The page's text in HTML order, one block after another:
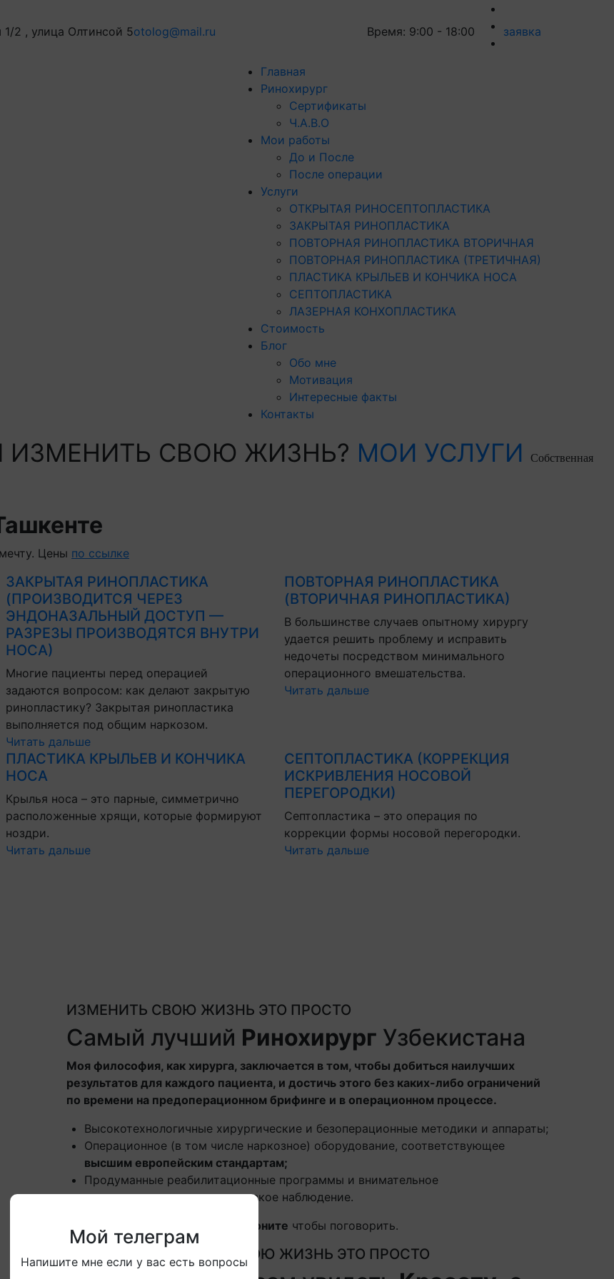
2 , улица Олтинсой 5otolog@mail.ru Время: 9:00 - 18:00 заявка
Главная
Ринохирург
Сертификаты
Ч.А.В.О
Мои работы
До и После
После операции
Услуги
ОТКРЫТАЯ РИНОСЕПТОПЛАСТИКА
ЗАКРЫТАЯ РИНОПЛАСТИКА
ПОВТОРНАЯ РИНОПЛАСТИКА ВТОРИЧНАЯ
ПОВТОРНАЯ РИНОПЛАСТИКА (ТРЕТИЧНАЯ)
ПЛАСТИКА КРЫЛЬЕВ И КОНЧИКА НОСА
СЕПТОПЛАСТИКА
ЛАЗЕРНАЯ КОНХОПЛАСТИКА
Стоимость
Блог
Обо мне
Мотивация
Интересные факты
Контакты
ИЗМЕНИТЬ СВОЮ ЖИЗНЬ? МОИ УСЛУГИ
Собственная
Цены по ссылке
ЗАКРЫТАЯ РИНОПЛАСТИКА
(ПРОИЗВОДИТСЯ ЧЕРЕЗ
ЭНДОНАЗАЛЬНЫЙ ДОСТУП —
РАЗРЕЗЫ ПРОИЗВОДЯТСЯ ВНУТРИ
НОСА)
Многие пациенты перед операцией
задаются вопросом: как делают закрытую
ринопластику? Закрытая ринопластика
выполняется под общим наркозом.
Читать дальше
ПОВТОРНАЯ РИНОПЛАСТИКА
(ВТОРИЧНАЯ РИНОПЛАСТИКА)
В большинстве случаев опытному хирургу
удается решить проблему и исправить
недочеты посредством минимального
операционного вмешательства.
Читать дальше
ПЛАСТИКА КРЫЛЬЕВ И КОНЧИКА
НОСА
Крылья носа – это парные, симметрично
расположенные хрящи, которые формируют
ноздри.
Читать дальше
СЕПТОПЛАСТИКА (КОРРЕКЦИЯ
ИСКРИВЛЕНИЯ НОСОВОЙ
ПЕРЕГОРОДКИ)
Септопластика – это операция по
коррекции формы носовой перегородки.
Читать дальше
ИЗМЕНИТЬ СВОЮ ЖИЗНЬ ЭТО ПРОСТО
Самый лучший Ринохирург Узбекистана
Моя философия, как хирурга, заключается в том, чтобы добиться наилучших
результатов для каждого пациента, и достичь этого без каких-либо ограничений
по времени на предоперационном брифинге и в операционном процессе.
Высокотехнологичные хирургические и безоперационные методики и аппараты;
Операционное (в том числе наркозное) оборудование, соответствующее
высшим европейским стандартам;
Продуманные реабилитационные программы и внимательное
послеоперационное медицинское наблюдение.
Позвоните чтобы поговорить.
ИЗМЕНИТЬ СВОЮ ЖИЗНЬ ЭТО ПРОСТО
Мой телеграм
Напишите мне если у вас есть вопросы